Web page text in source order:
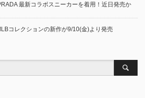
最新コラボスニーカーを着用！近日発売か
コレクションの新作が9/10(金)より発売